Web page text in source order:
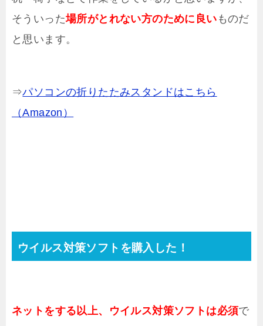
そういった場所がとれない方のために良い ものだ
と思います。
⇒パソコンの折りたたみスタンドはこちら
（Amazon）
ウイルス対策ソフトを購入した！
ネットをする以上、ウイルス対策ソフトは必須で